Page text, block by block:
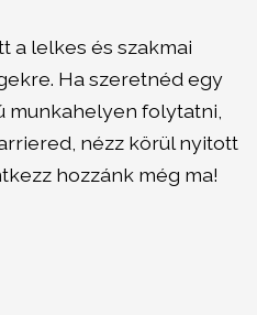
a lelkes és szakmai
Ha szeretnéd egy
munkahelyen folytatni,
nézz körül nyitott
hozzánk még ma!